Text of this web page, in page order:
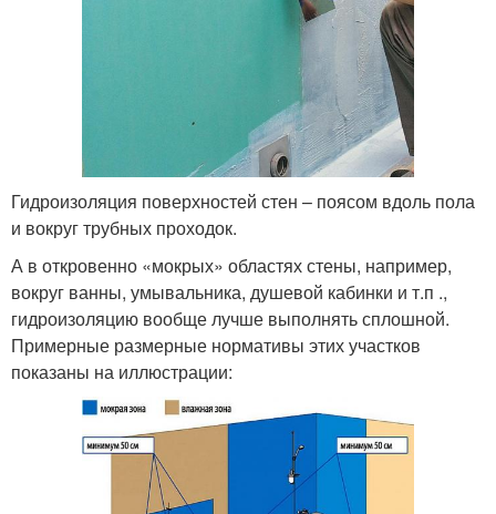
Гидроизоляция поверхностей стен – поясом вдоль пола
и вокруг трубных проходок.
А в откровенно «мокрых» областях стены, например,
вокруг ванны, умывальника, душевой кабинки и т.п .,
гидроизоляцию вообще лучше выполнять сплошной.
Примерные размерные нормативы этих участков
показаны на иллюстрации: